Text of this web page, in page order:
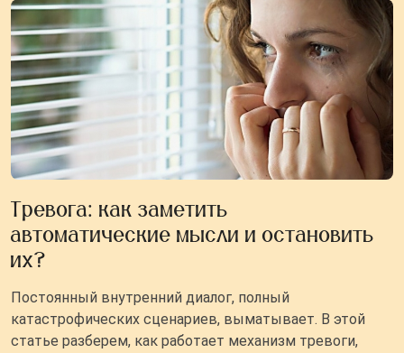
Тревога: как заметить
автоматические мысли и остановить
их?
Постоянный внутренний диалог, полный
катастрофических сценариев, выматывает. В этой
статье разберем, как работает механизм тревоги,